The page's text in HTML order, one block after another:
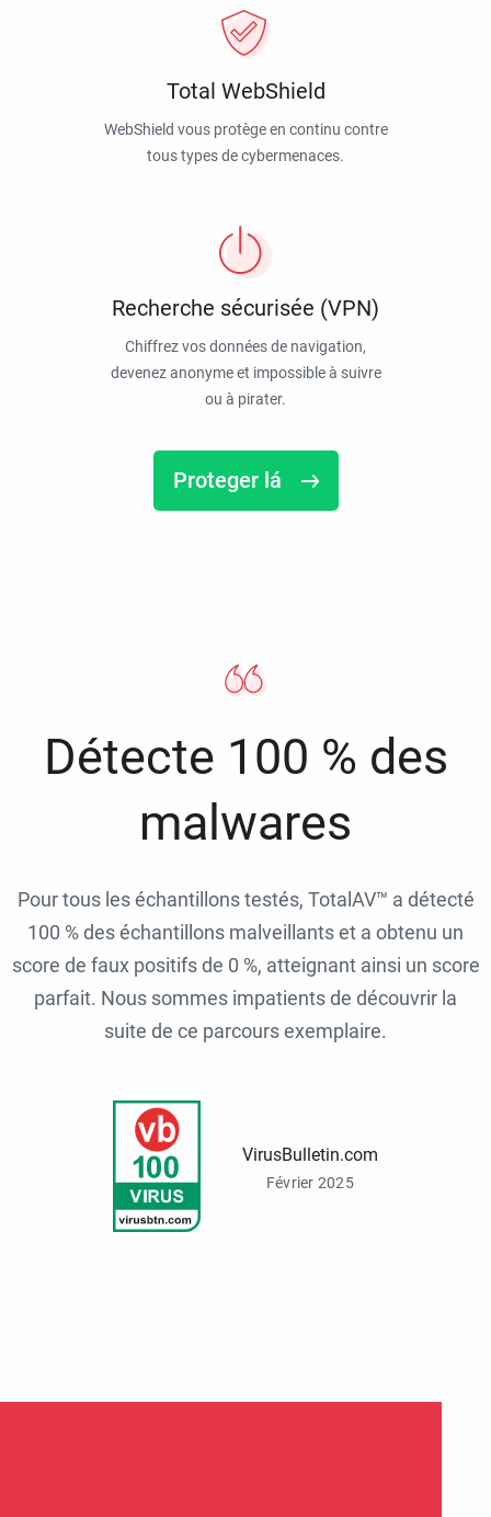
Total WebShield
WebShield vous protège en continu contre
tous types de cybermenaces.
Recherche sécurisée (VPN)
Chiffrez vos données de navigation,
devenez anonyme et impossible à suivre
ou à pirater.
Proteger lá
Détecte 100 % des
malwares
Pour tous les échantillons testés, TotalAV™ a détecté
100 % des échantillons malveillants et a obtenu un
score de faux positifs de 0 %, atteignant ainsi un score
parfait. Nous sommes impatients de découvrir la
suite de ce parcours exemplaire.
VirusBulletin.com
Février 2025